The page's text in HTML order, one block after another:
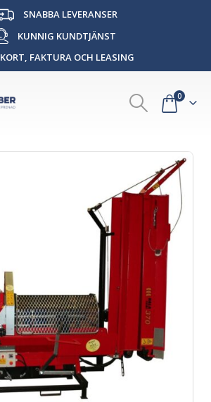
SNABBA LEVERANSER
KUNNIG KUNDTJÄNST
KORT, FAKTURA OCH LEASING
0